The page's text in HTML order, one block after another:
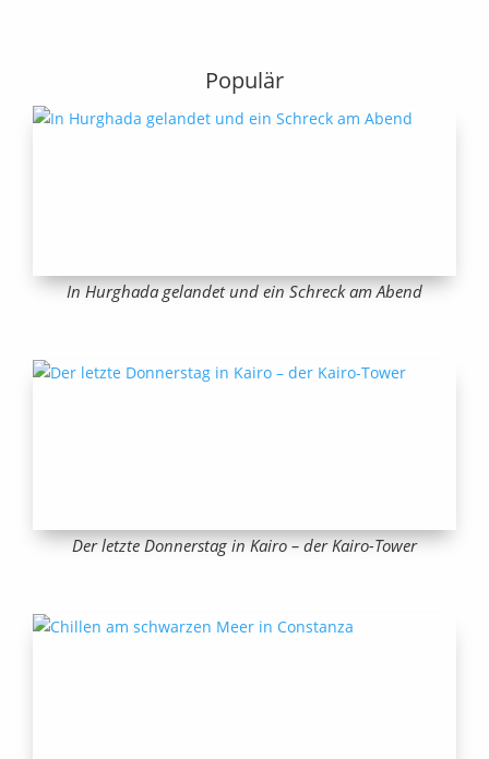
Populär
In Hurghada gelandet und ein Schreck am Abend
Der letzte Donnerstag in Kairo – der Kairo-Tower